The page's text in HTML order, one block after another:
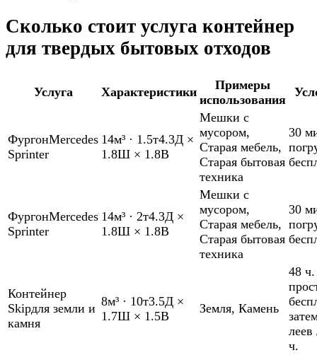
Сколько стоит услуга контейнер
для твердых бытовых отходов
Услуга Характеристики
Примеры
использования
ФургонMercedes
Sprinter
14м³ · 1.5т4.3Д ×
1.8Ш × 1.8В
Мешки с
мусором,
Старая мебель,
Старая бытовая
техника
30
ФургонMercedes
Sprinter
14м³ · 2т4.3Д ×
1.8Ш × 1.8В
Мешки с
мусором,
Старая мебель,
Старая бытовая
техника
30
Контейнер
Skipдля земли и
камня
8м³ · 10т3.5Д ×
1.7Ш × 1.5В
Земля, Камень
48 ч.
леев
ч.